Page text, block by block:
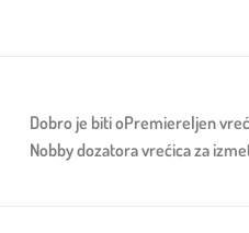
Dobro je biti oPremiereljen
Nobby dozatora vrećica za